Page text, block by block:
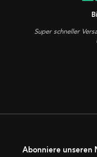
Super schneller
Abonniere unseren